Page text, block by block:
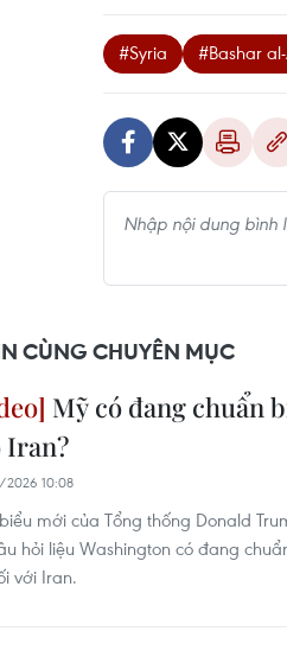
#Syria #Bashar
CÙNG CHUYÊN MỤC
Mỹ có đang chuẩn
Iran?
10:08
mới của Tổng thống Donald
hỏi liệu Washington có đang
với Iran.